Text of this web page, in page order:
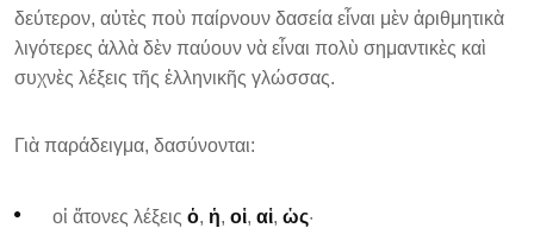
δεύτερον, αὐτὲς ποὺ παίρνουν δασεία εἶναι μὲν ἀριθμητικὰ
λιγότερες ἀλλὰ δὲν παύουν νὰ εἶναι πολὺ σημαντικὲς καὶ
συχνὲς λέξεις τῆς ἑλληνικῆς γλώσσας.
Γιὰ παράδειγμα, δασύνονται:
οἱ ἄτονες λέξεις ὁ, ἡ, οἱ, αἱ, ὡς·